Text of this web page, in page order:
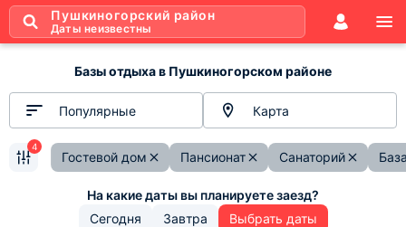
Пушкиногорский район
Даты неизвестны
Базы отдыха в Пушкиногорском районе
Популярные Карта
Гостевой дом Пансионат Санаторий
4
Сегодня Завтра Выбрать даты